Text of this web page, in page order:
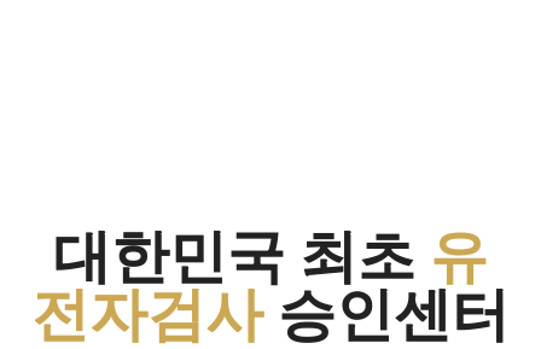
대한민국 최초 유
전자검사승인센터